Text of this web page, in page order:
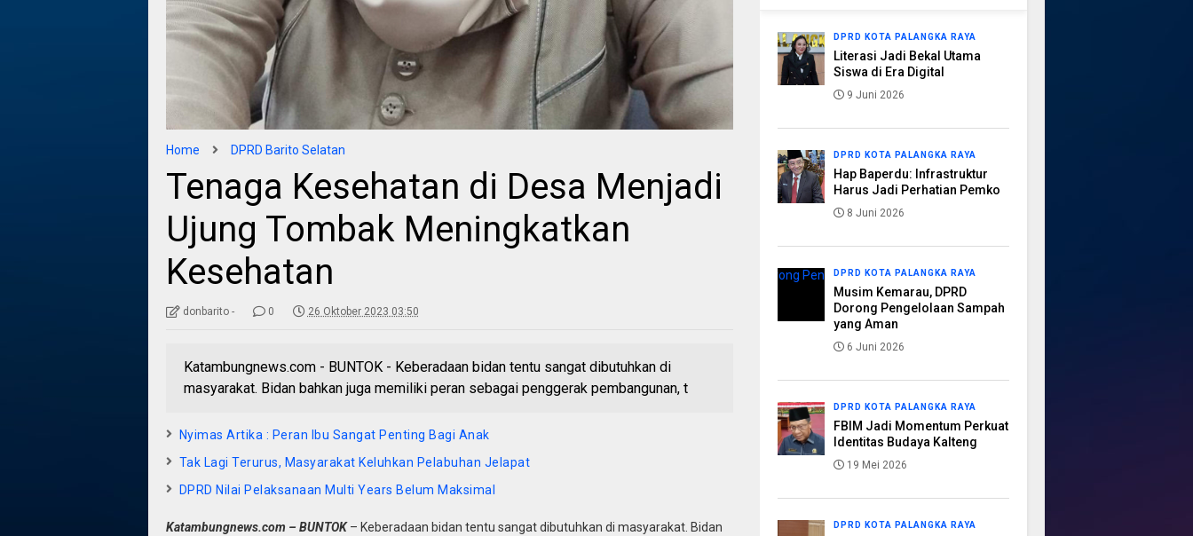
Home DPRD Barito Selatan
Tenaga Kesehatan di Desa Menjadi
Ujung Tombak Meningkatkan
Kesehatan
donbarito - 0 26 Oktober 2023 03:50
Katambungnews.com - BUNTOK - Keberadaan bidan tentu sangat dibutuhkan di
masyarakat. Bidan bahkan juga memiliki peran sebagai penggerak pembangunan, t
Nyimas Artika : Peran Ibu Sangat Penting Bagi Anak
Tak Lagi Terurus, Masyarakat Keluhkan Pelabuhan Jelapat
DPRD Nilai Pelaksanaan Multi Years Belum Maksimal
Katambungnews.com – BUNTOK – Keberadaan bidan tentu sangat dibutuhkan di masyarakat. Bidan
DPRD KOTA PALANGKA RAYA
Literasi Jadi Bekal Utama
Siswa di Era Digital
9 Juni 2026
DPRD KOTA PALANGKA RAYA
Hap Baperdu: Infrastruktur
Harus Jadi Perhatian Pemko
8 Juni 2026
DPRD KOTA PALANGKA RAYA
Musim Kemarau, DPRD
Dorong Pengelolaan Sampah
yang Aman
6 Juni 2026
DPRD KOTA PALANGKA RAYA
FBIM Jadi Momentum Perkuat
Identitas Budaya Kalteng
19 Mei 2026
DPRD KOTA PALANGKA RAYA